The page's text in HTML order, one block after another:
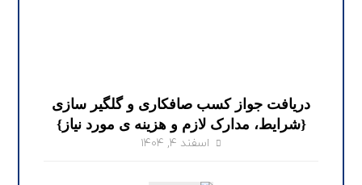
دریافت جواز کسب صافکاری و گلگیر سازی
{شرایط، مدارک لازم و هزینه ی مورد نیاز}
اسفند ۴, ۱۴۰۴